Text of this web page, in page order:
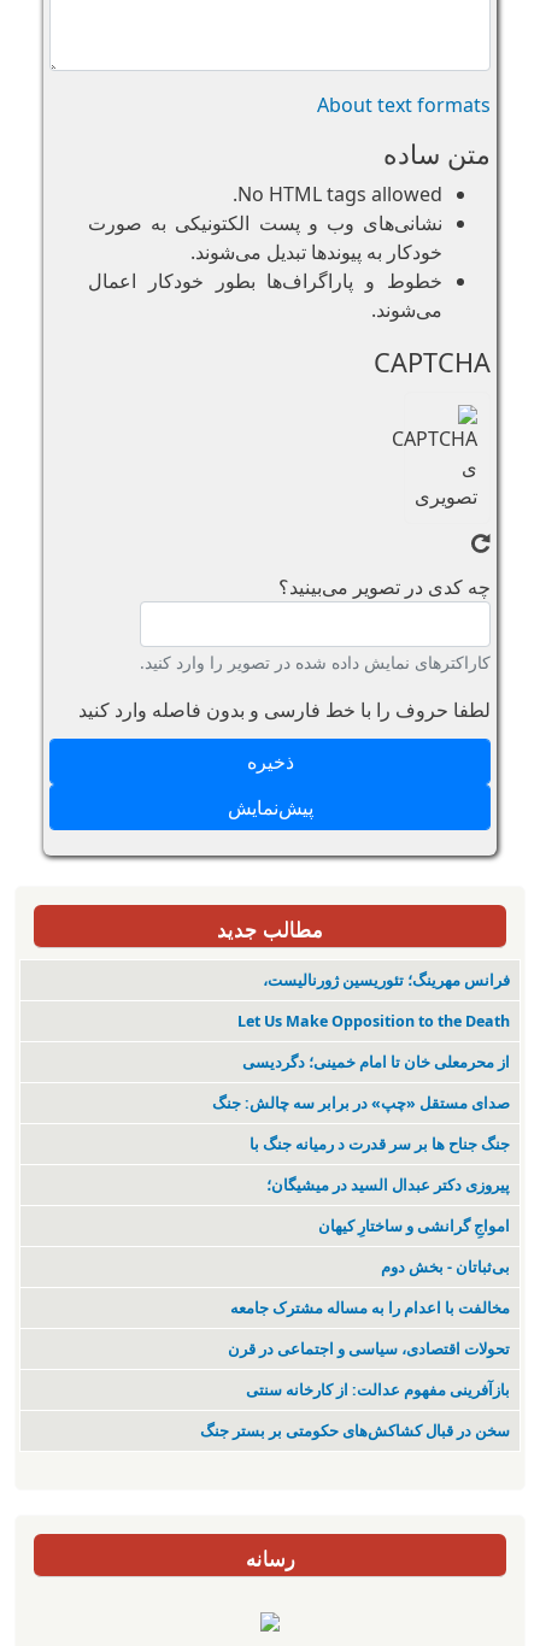
About text formats
متن ساده
No HTML tags allowed.
نشانی‌های وب و پست الکتونیکی به صورت
خودکار به پیوند‌ها تبدیل می‌شوند.
خطوط و پاراگراف‌ها بطور خودکار اعمال
می‌شوند.
CAPTCHA
چه کدی در تصویر می‌بینید؟
کاراکترهای نمایش داده شده در تصویر را وارد کنید.
لطفا حروف را با خط فارسی و بدون فاصله وارد کنید
مطالب جدید
فرانس مهرینگ؛ تئوریسین ژورنالیست،
Let Us Make Opposition to the Death
از محرمعلی خان تا امام خمینی؛ دگردیسی
صدای مستقل «چپ» در برابر سه چالش: جنگ
جنگ جناح ها بر سر قدرت د رمیانە جنگ با
پیروزی دکتر عبدال السید در میشیگان؛
‌امواجِ گرانشی و ساختارِ کیهان
بی‌ثباتان - بخش دوم
مخالفت با اعدام را به مساله مشترک جامعه
تحولات اقتصادی، سیاسی و اجتماعی در قرن
بازآفرینی مفهوم عدالت: از کارخانه سنتی
سخن در قبال کشاکش‌های حکومتی بر بستر جنگ
رسانه